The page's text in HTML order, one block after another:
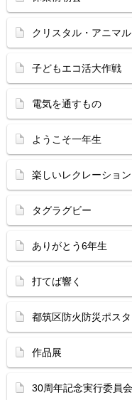
クリスタル・アニマル
子どもエコ活大作戦
電気を通すもの
ようこそ一年生
楽しいレクレーション
タグラグビー
ありがとう6年生
打てば響く
都筑区防火防災ポス
作品展
30周年記念実行委員会